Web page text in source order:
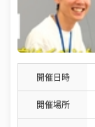
開催日時
開催場所